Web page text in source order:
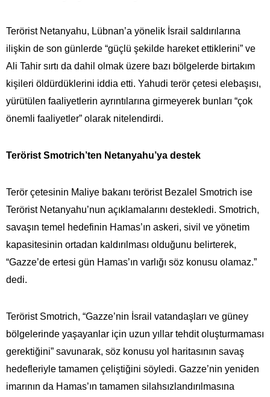
Terörist Netanyahu, Lübnan’a yönelik İsrail saldırılarına
ilişkin de son günlerde “güçlü şekilde hareket ettiklerini” ve
Ali Tahir sırtı da dahil olmak üzere bazı bölgelerde birtakım
kişileri öldürdüklerini iddia etti. Yahudi terör çetesi elebaşısı,
yürütülen faaliyetlerin ayrıntılarına girmeyerek bunları “çok
önemli faaliyetler” olarak nitelendirdi.
Terörist Smotrich’ten Netanyahu’ya destek
Terör çetesinin Maliye bakanı terörist Bezalel Smotrich ise
Terörist Netanyahu’nun açıklamalarını destekledi. Smotrich,
savaşın temel hedefinin Hamas’ın askeri, sivil ve yönetim
kapasitesinin ortadan kaldırılması olduğunu belirterek,
“Gazze’de ertesi gün Hamas’ın varlığı söz konusu olamaz.”
dedi.
Terörist Smotrich, “Gazze’nin İsrail vatandaşları ve güney
bölgelerinde yaşayanlar için uzun yıllar tehdit oluşturmaması
gerektiğini” savunarak, söz konusu yol haritasının savaş
hedefleriyle tamamen çeliştiğini söyledi. Gazze’nin yeniden
imarının da Hamas’ın tamamen silahsızlandırılmasına